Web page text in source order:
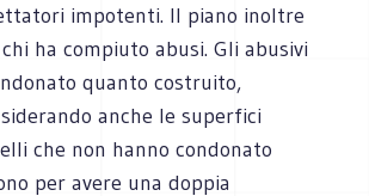
impotenti. Il piano inoltre
ha compiuto abusi. Gli abusivi
quanto costruito,
anche le superfici
che non hanno condonato
per avere una doppia